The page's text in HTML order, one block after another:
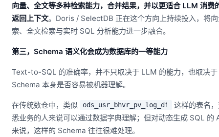
向量、全文等多种检索能力，合并结果，并以更适合 LLM 消费
返回上下文。Doris / SelectDB 正在这个方向上持续投入，将
索、全文检索与实时 SQL 分析能力进一步融合。
第三，Schema 语义化会成为数据库的一等能力
Text-to-SQL 的准确率，并不只取决于 LLM 的能力，也取决于
Schema 本身是否容易被机器理解。
在传统数仓中，类似 ods_usr_bhvr_pv_log_di
这样的表名
悉业务的人来说可以通过数据字典理解；但对动态生成 SQL 的
来说，这样的 Schema 往往很难处理。